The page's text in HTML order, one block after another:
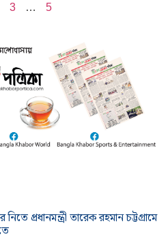
3 … 5
প্রধানমন্ত্রী তারেক রহমান চট্টগ্রামে